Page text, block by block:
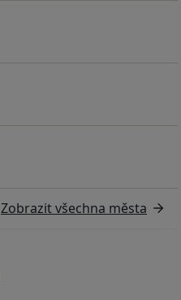
Zobrazit všechna města